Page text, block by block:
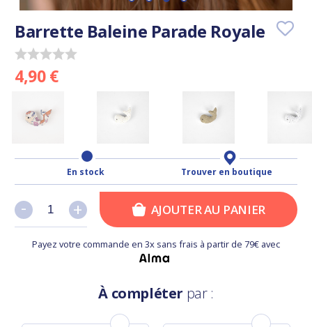
Barrette Baleine Parade Royale
4,90 €
En stock Trouver en boutique
+
- +
- AJOUTER AU PANIER
Payez votre commande en 3x sans frais à partir de 79€ avec
À compléter par :